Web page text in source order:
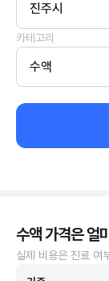
진주시
카테고리
수액
수액 가격은 얼
실제 비용은 진료 여